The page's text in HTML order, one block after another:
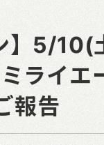
】5/
ライエ
報告